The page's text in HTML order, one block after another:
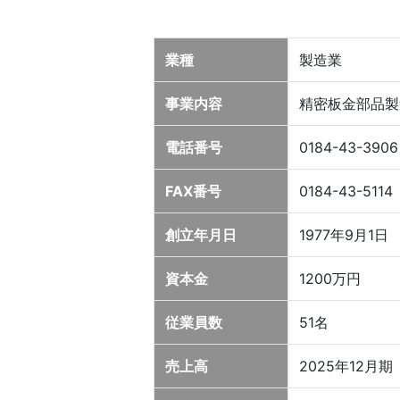
業種 製造業
事業内容 精密板金部品
電話番号 0184-43-3906
FAX番号 0184-43-5114
創立年月日 1977年9月1日
資本金 1200万円
従業員数 51名
売上高 2025年12月